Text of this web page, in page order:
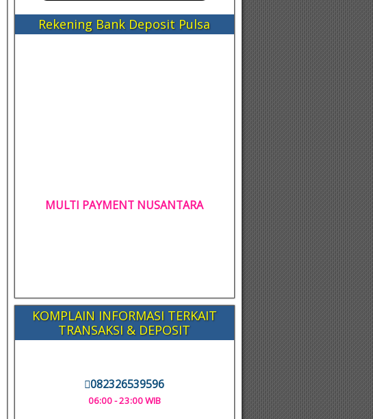
Rekening Bank Deposit Pulsa
MULTI PAYMENT NUSANTARA
KOMPLAIN INFORMASI TERKAIT
TRANSAKSI & DEPOSIT
082326539596
06:00 - 23:00 WIB